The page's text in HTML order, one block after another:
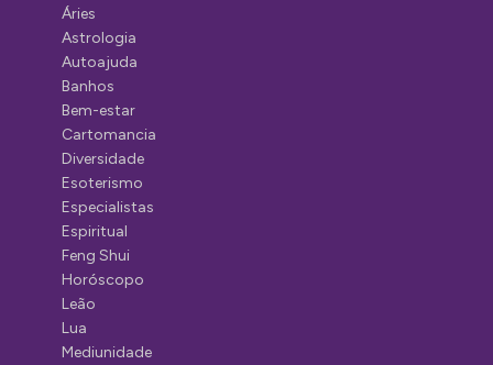
Áries
Astrologia
Autoajuda
Banhos
Bem-estar
Cartomancia
Diversidade
Esoterismo
Especialistas
Espiritual
Feng Shui
Horóscopo
Leão
Lua
Mediunidade